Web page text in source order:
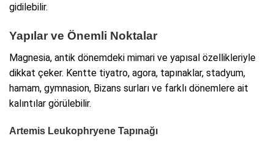
gidilebilir.
Yapılar ve Önemli Noktalar
Magnesia, antik dönemdeki mimari ve yapısal özellikleriyle
dikkat çeker. Kentte tiyatro, agora, tapınaklar, stadyum,
hamam, gymnasion, Bizans surları ve farklı dönemlere ait
kalıntılar görülebilir.
Artemis Leukophryene Tapınağı